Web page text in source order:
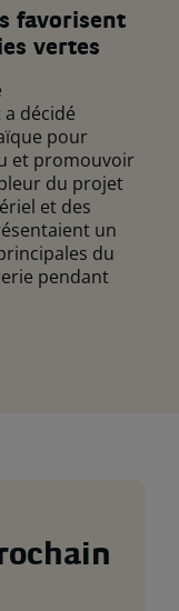
favorisent
vertes
décidé
pour
et promouvoir
du projet
et des
un
du
pendant